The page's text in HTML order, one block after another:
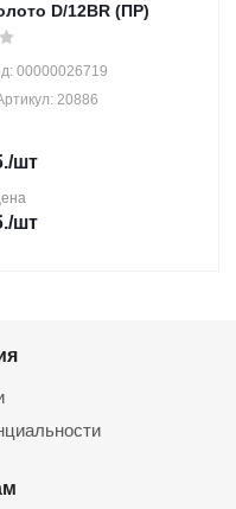
D/12BR (ПР)
00000026719
20886
/шт
/шт